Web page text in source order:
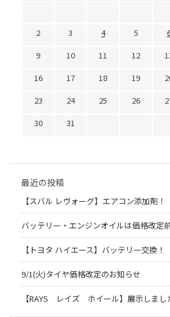
2
3 4 5
9
10 11 12
16
17 18 19
23
24 25 26
30
31
最近の投稿
【スバル レヴォーグ】エアコン添加剤！
バッテリー・エンジンオイルは価格改定
【トヨタ ハイエース】バッテリー交換！
9/1(火)タイヤ価格改定のお知らせ
【RAYS レイズ ホイール】展示しまし